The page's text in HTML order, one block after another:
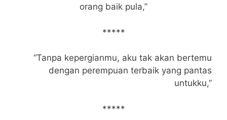
orang baik pula,”
*****
“Tanpa kepergianmu, aku tak akan bertemu
dengan perempuan terbaik yang pantas
untukku,”
*****